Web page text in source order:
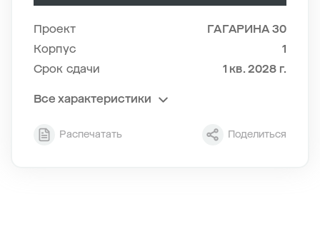
Проект
ГАГАРИНА 30
Корпус
1
Срок сдачи
1 кв. 2028 г.
Все характеристики
Секция
1
Распечатать Поделиться